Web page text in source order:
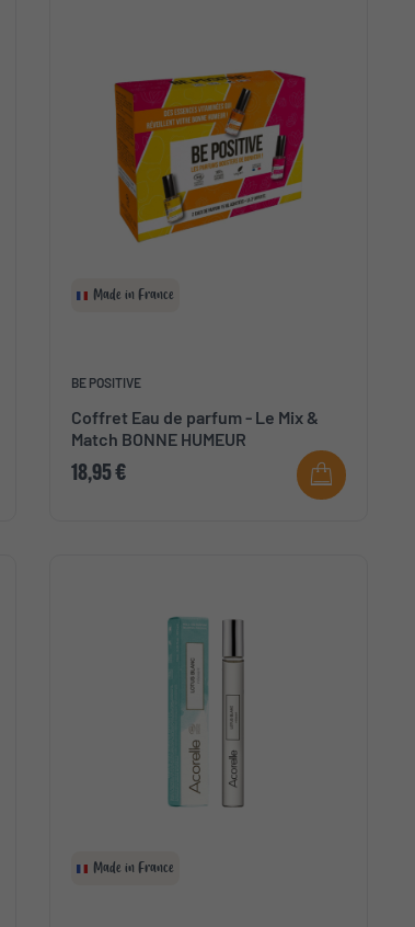
Made in France
BE POSITIVE
Coffret Eau de parfum - Le Mix &
Match BONNE HUMEUR
18,95 €
Made in France